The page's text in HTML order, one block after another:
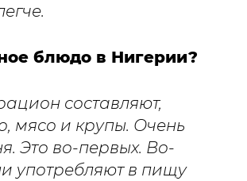
блюдо в Нигерии?
составляют,
мясо и крупы. Очень
Это во-первых. Во-
употребляют в пищу